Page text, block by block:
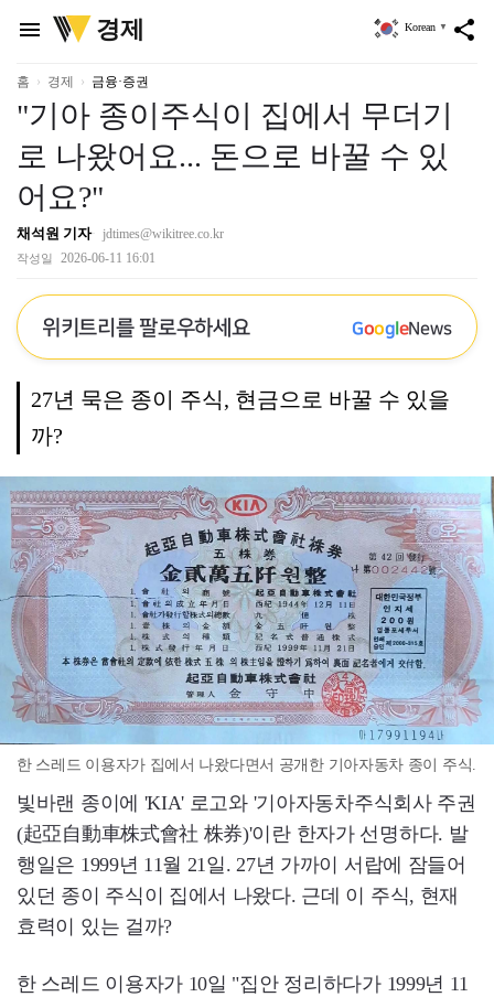
menu
위
키
리
경제 share
Korean ▼
홈 경제 금융·증권
"기아 종이주식이 집에서 무더기
로 나왔어요... 돈으로 바꿀 수 있
어요?"
채석원 기자 jdtimes@wikitree.co.kr
작성일 2026-06-11 16:01
위키트리를 팔로우하세요 GoogleNews
27년 묵은 종이 주식, 현금으로 바꿀 수 있을
까?
한 스레드 이용자가 집에서 나왔다면서 공개한 기아자동차 종이 주식.
빛바랜 종이에 'KIA' 로고와 '기아자동차주식회사 주권
(起亞自動車株式會社 株券)'이란 한자가 선명하다. 발
행일은 1999년 11월 21일. 27년 가까이 서랍에 잠들어
있던 종이 주식이 집에서 나왔다. 근데 이 주식, 현재
효력이 있는 걸까?
한 스레드 이용자가 10일 "집안 정리하다가 1999년 11